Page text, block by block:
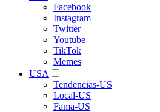
Facebook
Instagram
Twitter
Youtube
TikTok
Memes
USA
Tendencias-US
Local-US
Fama-US